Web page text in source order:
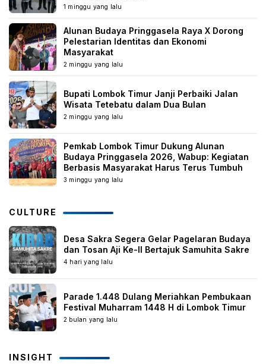
1 minggu yang lalu
Alunan Budaya Pringgasela Raya X Dorong
Pelestarian Identitas dan Ekonomi
Masyarakat
2 minggu yang lalu
Bupati Lombok Timur Janji Perbaiki Jalan
Wisata Tetebatu dalam Dua Bulan
2 minggu yang lalu
Pemkab Lombok Timur Dukung Alunan
Budaya Pringgasela 2026, Wabup: Kegiatan
Berbasis Masyarakat Harus Terus Tumbuh
3 minggu yang lalu
CULTURE
Desa Sakra Segera Gelar Pagelaran Budaya
dan Tosan Aji Ke-II Bertajuk Samuhita Sakre
4 hari yang lalu
Parade 1.448 Dulang Meriahkan Pembukaan
Festival Muharram 1448 H di Lombok Timur
2 bulan yang lalu
INSIGHT